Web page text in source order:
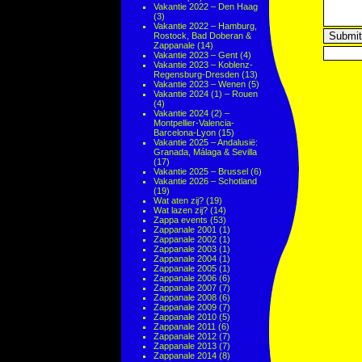
Vakantie 2022 – Den Haag
(3)
Vakantie 2022 – Hamburg,
Rostock, Bad Doberan &
Zappanale (14)
Vakantie 2023 – Gent (4)
Vakantie 2023 – Koblenz-
Regensburg-Dresden (13)
Vakantie 2023 – Wenen (5)
Vakantie 2024 (1) – Rouen
(4)
Vakantie 2024 (2) –
Montpellier-Valencia-
Barcelona-Lyon (15)
Vakantie 2025 – Andalusië:
Granada, Málaga & Sevilla
(17)
Vakantie 2025 – Brussel (6)
Vakantie 2026 – Schotland
(19)
Wat aten zij? (19)
Wat lazen zij? (14)
Zappa events (53)
Zappanale 2001 (1)
Zappanale 2002 (1)
Zappanale 2003 (1)
Zappanale 2004 (1)
Zappanale 2005 (1)
Zappanale 2006 (6)
Zappanale 2007 (7)
Zappanale 2008 (6)
Zappanale 2009 (7)
Zappanale 2010 (5)
Zappanale 2011 (6)
Zappanale 2012 (7)
Zappanale 2013 (7)
Zappanale 2014 (8)